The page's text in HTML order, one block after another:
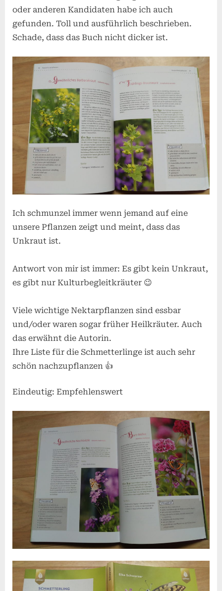
oder anderen Kandidaten habe ich auch
gefunden. Toll und ausführlich beschrieben.
Schade, dass das Buch nicht dicker ist.
Ich schmunzel immer wenn jemand auf eine
unsere Pflanzen zeigt und meint, dass das
Unkraut ist.
Antwort von mir ist immer: Es gibt kein Unkraut,
es gibt nur Kulturbegleitkräuter 😉
Viele wichtige Nektarpflanzen sind essbar
und/oder waren sogar früher Heilkräuter. Auch
das erwähnt die Autorin.
Ihre Liste für die Schmetterlinge ist auch sehr
schön nachzupflanzen 👍
Eindeutig: Empfehlenswert